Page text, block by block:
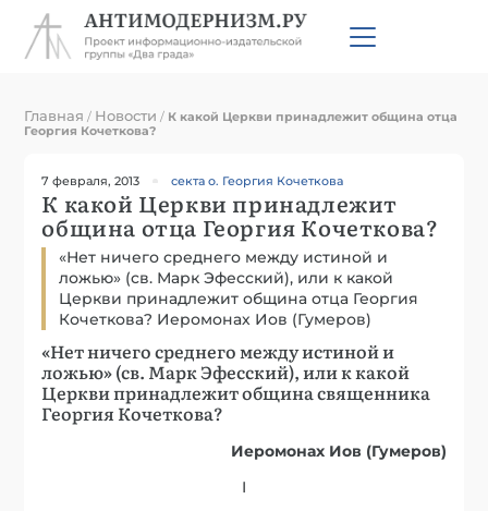
Главная / Новости / К какой Церкви принадлежит община отца
Георгия Кочеткова?
7 февраля, 2013 секта о. Георгия Кочеткова
К какой Церкви принадлежит
община отца Георгия Кочеткова?
«Нет ничего среднего между истиной и
ложью» (cв. Марк Эфесский), или к какой
Церкви принадлежит община отца Георгия
Кочеткова? Иеромонах Иов (Гумеров)
«Нет ничего среднего между истиной и
ложью» (cв. Марк Эфесский), или к какой
Церкви принадлежит община священника
Георгия Кочеткова?
Иеромонах Иов (Гумеров)
I